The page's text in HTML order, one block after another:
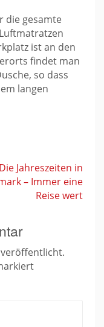
die gesamte
ist an den
findet man
so dass
langen
Die Jahreszeiten in
– Immer eine
Reise wert